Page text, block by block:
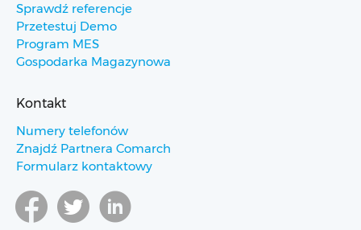
Sprawdź referencje
Przetestuj Demo
Program MES
Gospodarka Magazynowa
Kontakt
Numery telefonów
Znajdź Partnera Comarch
Formularz kontaktowy